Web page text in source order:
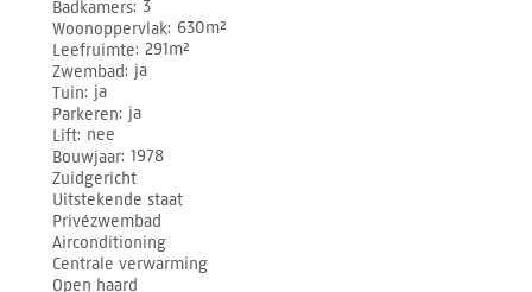
Badkamers 3
Woonoppervlak 630m²
Leefruimte 291m²
Zwembad ja
Tuin ja
Parkeren ja
Lift nee
Bouwjaar 1978
Zuidgericht
Uitstekende staat
Privézwembad
Airconditioning
Centrale verwarming
Open haard